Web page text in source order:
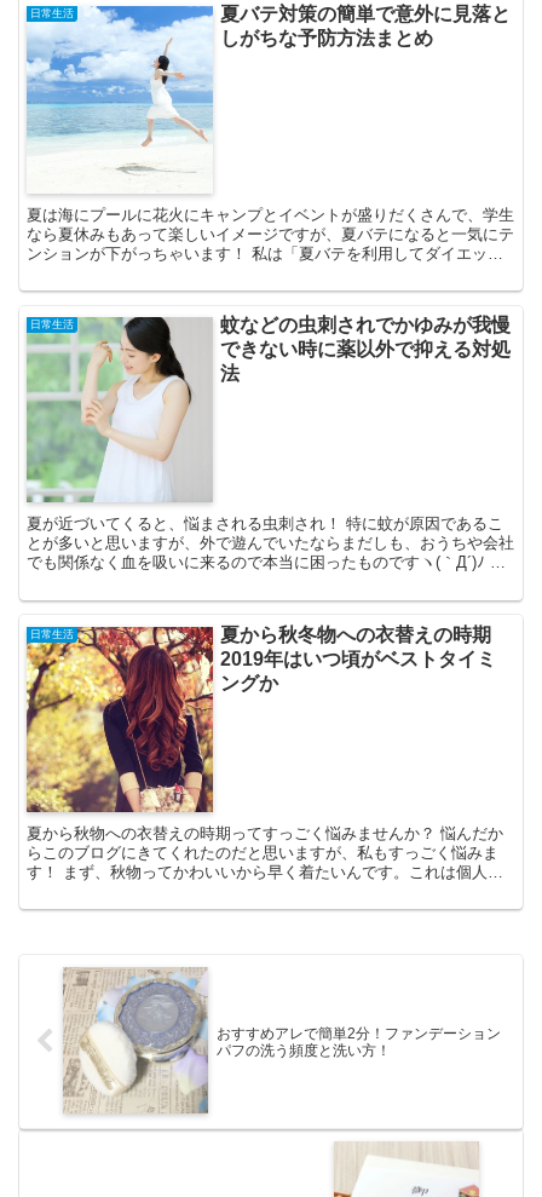
日常生活
夏バテ対策の簡単で意外に見落と
しがちな予防方法まとめ
夏は海にプールに花火にキャンプとイベントが盛りだくさんで、学生
なら夏休みもあって楽しいイメージですが、夏バテになると一気にテ
ンションが下がっちゃいます！ 私は「夏バテを利用してダイエット
日常生活
蚊などの虫刺されでかゆみが我慢
できない時に薬以外で抑える対処
法
夏が近づいてくると、悩まされる虫刺され！ 特に蚊が原因であるこ
とが多いと思いますが、外で遊んでいたならまだしも、おうちや会社
でも関係なく血を吸いに来るので本当に困ったものですヽ(｀Д´)ﾉ ど
日常生活
夏から秋冬物への衣替えの時期
2019年はいつ頃がベストタイミ
ングか
夏から秋物への衣替えの時期ってすっごく悩みませんか？ 悩んだか
らこのブログにきてくれたのだと思いますが、私もすっごく悩みま
す！ まず、秋物ってかわいいから早く着たいんです。これは個人的
おすすめアレで簡単2分！ファンデーション
パフの洗う頻度と洗い方！